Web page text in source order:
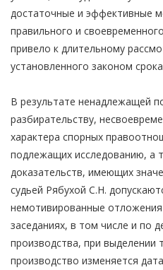
достаточные и эффективные
правильного и
привело к длительному
установленного законом
В результате ненадлежащей
разбирательству,
характера спорных
подлежащих исследованию, а
доказательств, имеющих
судьей Рябухой С.Н.
немотивированные
заседаниях, в том числе и по
производства, при выделении
производство изменяется